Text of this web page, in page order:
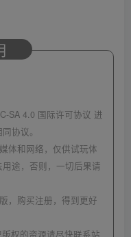
SA 4.0 国际许可协议 进
协议。
体和网络，仅供试玩体
途，否则，一切后果请
，购买注册，得到更好
权的资源请尽快联系站